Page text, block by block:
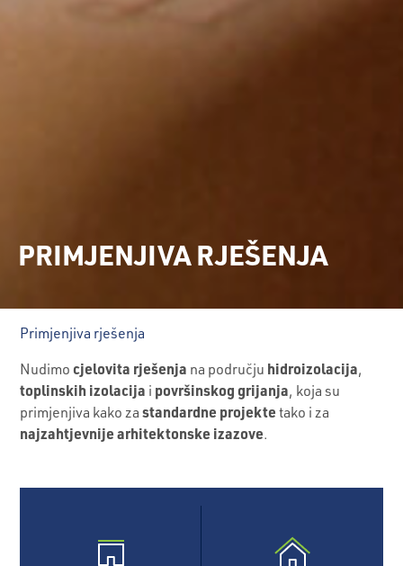
PRIMJENJIVA RJEŠENJA
Primjenjiva rješenja
Nudimocjelovita rješenja na području hidroizolacija,
toplinskih izolacija i površinskog grijanja, koja su
primjenjiva kako zastandardne projekte tako i za
najzahtjevnije arhitektonske izazove.